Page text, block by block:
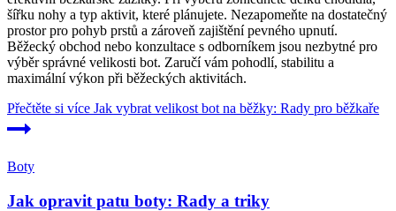
šířku nohy a typ aktivit, které plánujete. Nezapomeňte na dostatečný
prostor pro pohyb prstů a zároveň zajištění pevného upnutí.
Běžecký obchod nebo konzultace s odborníkem jsou nezbytné pro
výběr správné velikosti bot. Zaručí vám pohodlí, stabilitu a
maximální výkon při běžeckých aktivitách.
Přečtěte si více Jak vybrat velikost bot na běžky: Rady pro běžkaře
Boty
Jak opravit patu boty: Rady a triky